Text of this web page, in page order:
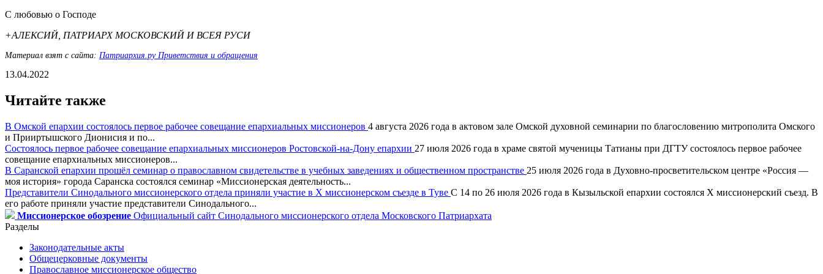
С любовью о Господе
+АЛЕКСИЙ, ПАТРИАРХ МОСКОВСКИЙ И ВСЕЯ РУСИ
Материал взят с сайта: Патриархия.ру Приветствия и обращения
13.04.2022
Читайте также
В Омской епархии состоялось первое рабочее совещание епархиальных миссионеров 4 августа 2026 года в актовом зале Омской духовной семинарии по благословению митрополита Омского
и Прииртышского Дионисия и по...
Состоялось первое рабочее совещание епархиальных миссионеров Ростовской-на-Дону епархии 27 июля 2026 года в храме святой мученицы Татианы при ДГТУ состоялось первое рабочее
совещание епархиальных миссионеров...
В Саранской епархии прошёл семинар о православном свидетельстве в учебных заведениях и общественном пространстве 25 июля 2026 года в Духовно-просветительском центре «Россия —
моя история» города Саранска состоялся семинар «Миссионерская деятельность...
Представители Синодального миссионерского отдела приняли участие в X миссионерском съезде в Туве С 14 по 26 июля 2026 года в Кызыльской епархии состоялся X миссионерский съезд. В
его работе приняли участие представители Синодального...
Миссионерское обозрение Официальный сайт Синодального миссионерского отдела Московского Патриархата
Разделы
Законодательные акты
Общецерковные документы
Православное миссионерское общество